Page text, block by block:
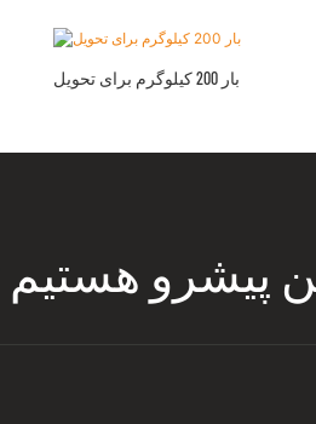
بار 200 کیلوگرم برای تحویل
پیشرو هستیم